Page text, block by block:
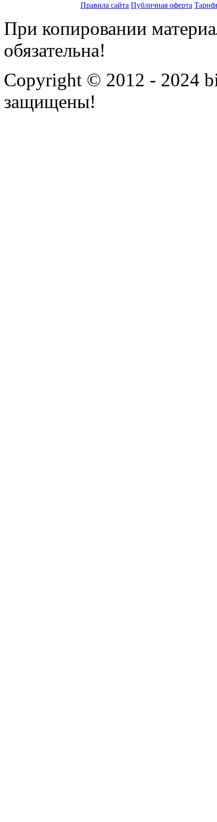
Правила сайта Публичная оферта
При копировании
обязательна!
Copyright © 2012 - 2024
защищены!